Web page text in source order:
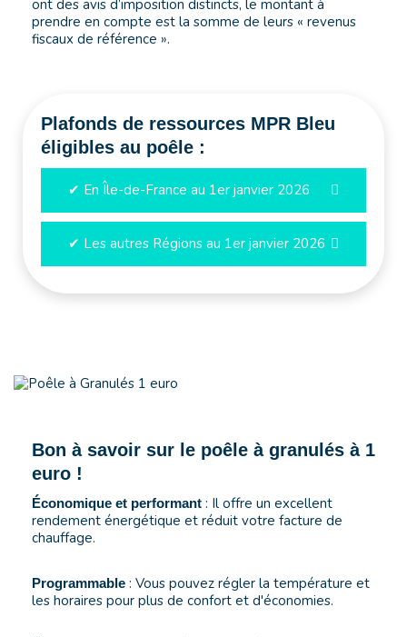
ont des avis d’imposition distincts, le montant à
prendre en compte est la somme de leurs « revenus
fiscaux de référence ».
Plafonds de ressources MPR Bleu
éligibles au poêle :
✔ En Île-de-France au 1er janvier 2026
✔ Les autres Régions au 1er janvier 2026
Bon à savoir sur le poêle à granulés à 1
euro !
Économique et performant : Il offre un excellent
rendement énergétique et réduit votre facture de
chauffage.
Programmable : Vous pouvez régler la température et
les horaires pour plus de confort et d'économies.